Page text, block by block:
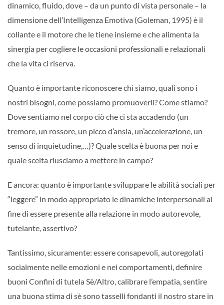
dinamico, fluido, dove – da un punto di vista personale – la
dimensione dell’Intelligenza Emotiva (Goleman, 1995) è il
collante e il motore che le tiene insieme e che alimenta la
sinergia per cogliere le occasioni professionali e relazionali
che la vita ci riserva.
Quanto è importante riconoscere chi siamo, quali sono i
nostri bisogni, come possiamo promuoverli? Come stiamo?
Dove sentiamo nel corpo ciò che ci sta accadendo (un
tremore, un rossore, un picco d’ansia, un’accelerazione, un
senso di inquietudine,…)? Quale scelta è buona per noi e
quale scelta riusciamo a mettere in campo?
E ancora: quanto è importante sviluppare le abilità sociali per
“leggere” in modo appropriato le dinamiche interpersonali al
fine di essere presente alla relazione in modo autorevole,
tutelante, assertivo?
Tantissimo, sicuramente: essere consapevoli, autoregolati
socialmente nelle emozioni e nei comportamenti, definire
buoni Confini di tutela Sè/Altro, calibrare l’empatia, sentire
una buona stima di sè sono tasselli fondanti il nostro stare in